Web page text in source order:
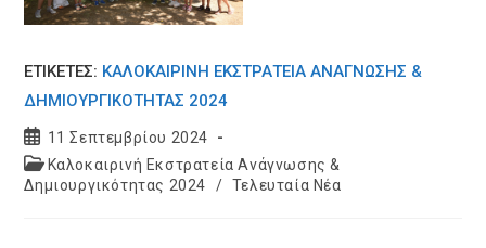
ΕΤΙΚΕΤΈΣ: ΚΑΛΟΚΑΙΡΙΝΉ ΕΚΣΤΡΑΤΕΊΑ ΑΝΆΓΝΩΣΗΣ &
ΔΗΜΙΟΥΡΓΙΚΌΤΗΤΑΣ 2024
Post
published:
11 Σεπτεμβρίου 2024
Post
category:
Καλοκαιρινή Εκστρατεία Ανάγνωσης &
Δημιουργικότητας 2024
/ Τελευταία Νέα